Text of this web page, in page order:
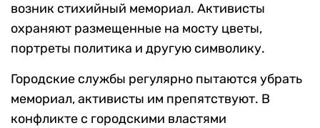
возник стихийный мемориал. Активисты
охраняют размещенные на мосту цветы,
портреты политика и другую символику.
Городские службы регулярно пытаются убрать
мемориал, активисты им препятствуют. В
конфликте с городскими властями